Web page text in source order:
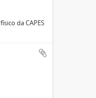
da CAPES